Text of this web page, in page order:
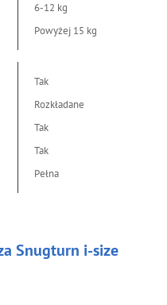
6-12 kg
Powyżej 15 kg
Tak
Rozkładane
Tak
Tak
Pełna
Snugturn i-size